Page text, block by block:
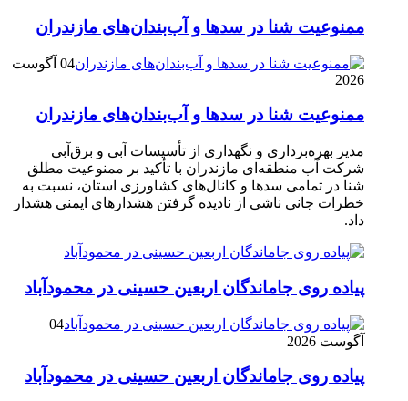
ممنوعیت شنا در سدها و آب‌بندان‌‌های مازندران
04 آگوست
2026
ممنوعیت شنا در سدها و آب‌بندان‌‌های مازندران
مدیر بهره‌برداری و نگهداری از تأسیسات آبی و برق‌آبی
شرکت آب منطقه‌ای مازندران با تأکید بر ممنوعیت مطلق
شنا در تمامی سدها و کانال‌های کشاورزی استان، نسبت به
خطرات جانی ناشی از نادیده گرفتن هشدارهای ایمنی هشدار
داد.
پیاده روی جاماندگان اربعین حسینی در محمودآباد
04
آگوست 2026
پیاده روی جاماندگان اربعین حسینی در محمودآباد